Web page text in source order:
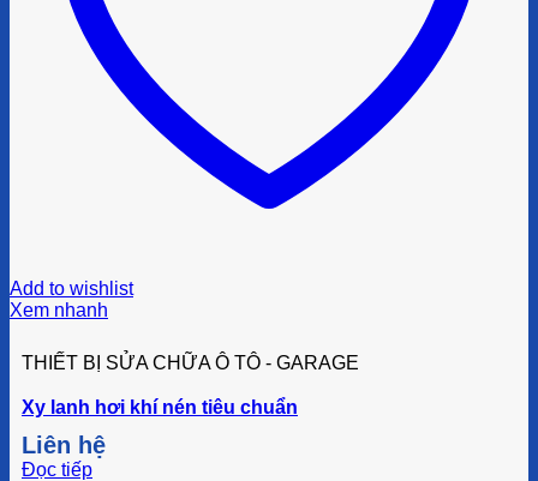
Add to wishlist
Xem nhanh
THIẾT BỊ SỬA CHỮA Ô TÔ - GARAGE
Xy lanh hơi khí nén tiêu chuẩn
Liên hệ
Đọc tiếp